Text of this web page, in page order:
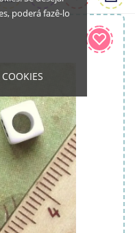
poderá fazê-lo